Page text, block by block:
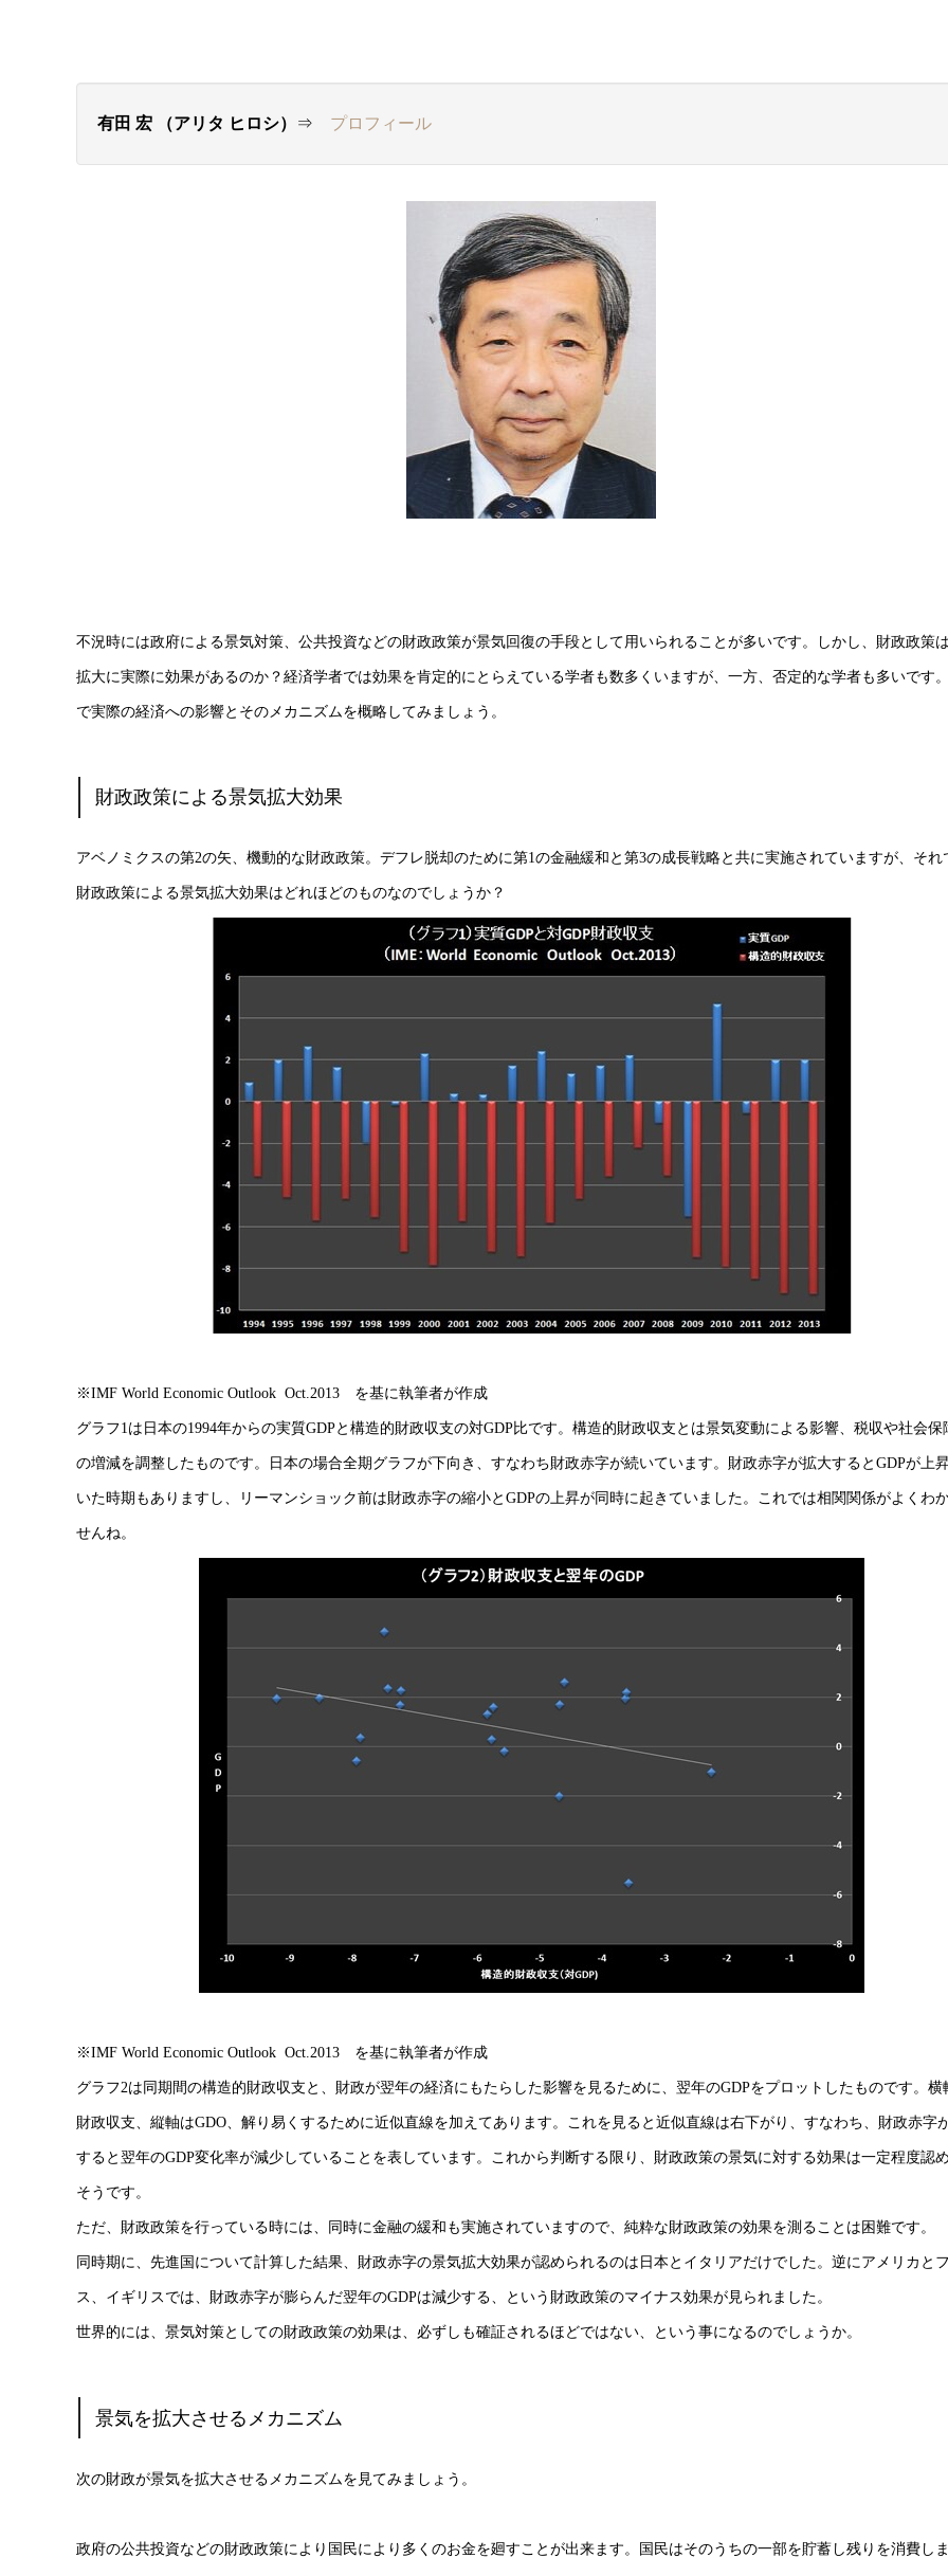
有田 宏 （アリタ ヒロシ） ⇒ プロフィール
不況時には政府による景気対策、公共投資などの財政政策が景気回復の手段として用いられることが多いです。しかし、財政政策
拡大に実際に効果があるのか？経済学者では効果を肯定的にとらえている学者も数多くいますが、一方、否定的な学者も多いです
で実際の経済への影響とそのメカニズムを概略してみましょう。
財政政策による景気拡大効果
アベノミクスの第2の矢、機動的な財政政策。デフレ脱却のために第1の金融緩和と第3の成長戦略と共に実施されていますが、それ
財政政策による景気拡大効果はどれほどのものなのでしょうか？
※IMF World Economic Outlook Oct.2013 を基に執筆者が作成
グラフ1は日本の1994年からの実質GDPと構造的財政収支の対GDP比です。構造的財政収支とは景気変動による影響、税収や社会保
の増減を調整したものです。日本の場合全期グラフが下向き、すなわち財政赤字が続いています。財政赤字が拡大するとGDPが上
いた時期もありますし、リーマンショック前は財政赤字の縮小とGDPの上昇が同時に起きていました。これでは相関関係がよくわ
せんね。
※IMF World Economic Outlook Oct.2013 を基に執筆者が作成
グラフ2は同期間の構造的財政収支と、財政が翌年の経済にもたらした影響を見るために、翌年のGDPをプロットしたものです。横
財政収支、縦軸はGDO、解り易くするために近似直線を加えてあります。これを見ると近似直線は右下がり、すなわち、財政赤字
すると翌年のGDP変化率が減少していることを表しています。これから判断する限り、財政政策の景気に対する効果は一定程度認
そうです。
ただ、財政政策を行っている時には、同時に金融の緩和も実施されていますので、純粋な財政政策の効果を測ることは困難です。
同時期に、先進国について計算した結果、財政赤字の景気拡大効果が認められるのは日本とイタリアだけでした。逆にアメリカと
ス、イギリスでは、財政赤字が膨らんだ翌年のGDPは減少する、という財政政策のマイナス効果が見られました。
世界的には、景気対策としての財政政策の効果は、必ずしも確証されるほどではない、という事になるのでしょうか。
景気を拡大させるメカニズム
次の財政が景気を拡大させるメカニズムを見てみましょう。
政府の公共投資などの財政政策により国民により多くのお金を廻すことが出来ます。国民はそのうちの一部を貯蓄し残りを消費し